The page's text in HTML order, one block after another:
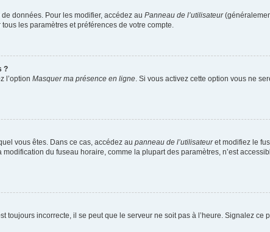
données. Pour les modifier, accédez au Panneau de l’utilisateur
les paramètres et préférences de votre compte.
?
l’option Masquer ma présence en ligne . Si vous activez cette option vous ne
vous êtes. Dans ce cas, accédez au panneau de l’utilisateuret modifiez le
du fuseau horaire, comme la plupart des paramètres, n’est
toujours incorrecte, il se peut que le serveur ne soit pas à l’heure. Signalez ce